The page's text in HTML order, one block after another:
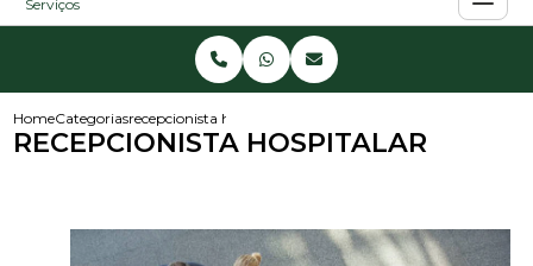
HomeCategoriasrecepcionista hospitalar
RECEPCIONISTA HOSPITALAR